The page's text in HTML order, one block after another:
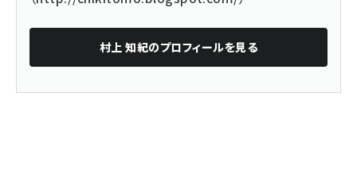
村上 知紀のプロフィールを見る